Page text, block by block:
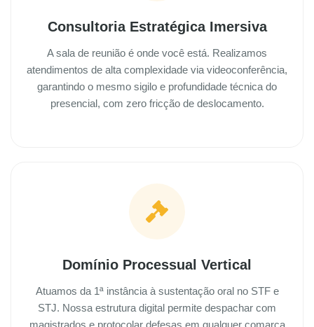
Consultoria Estratégica Imersiva
A sala de reunião é onde você está. Realizamos
atendimentos de alta complexidade via videoconferência,
garantindo o mesmo sigilo e profundidade técnica do
presencial, com zero fricção de deslocamento.
Domínio Processual Vertical
Atuamos da 1ª instância à sustentação oral no STF e
STJ. Nossa estrutura digital permite despachar com